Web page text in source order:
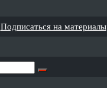
Подписаться на материалы